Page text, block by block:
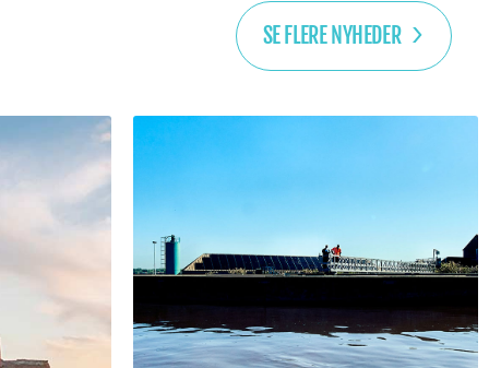
SE FLERE NYHEDER